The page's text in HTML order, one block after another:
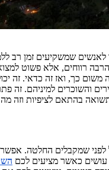
שמשקיעים זמן
הרבה רווחים, אלא
כך, ואז זה כדאי. זה
למיניהם. זה
שמקבלים החלטה.
עושים כאשר מציעים לכם